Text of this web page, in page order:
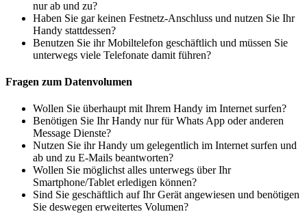
nur ab und zu?
Haben Sie gar keinen Festnetz-Anschluss und nutzen Sie Ihr
Handy stattdessen?
Benutzen Sie ihr Mobiltelefon geschäftlich und müssen Sie
unterwegs viele Telefonate damit führen?
Fragen zum Datenvolumen
Wollen Sie überhaupt mit Ihrem Handy im Internet surfen?
Benötigen Sie Ihr Handy nur für Whats App oder anderen
Message Dienste?
Nutzen Sie ihr Handy um gelegentlich im Internet surfen und
ab und zu E-Mails beantworten?
Wollen Sie möglichst alles unterwegs über Ihr
Smartphone/Tablet erledigen können?
Sind Sie geschäftlich auf Ihr Gerät angewiesen und benötigen
Sie deswegen erweitertes Volumen?